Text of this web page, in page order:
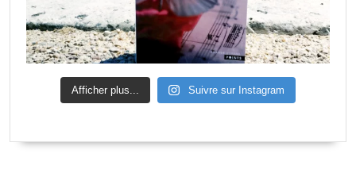
Afficher plus... Suivre sur Instagram